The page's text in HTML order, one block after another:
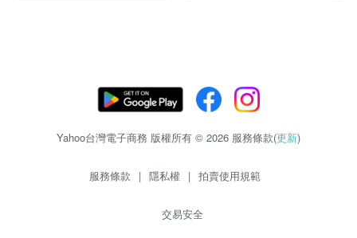
Yahoo台灣電子商務 版權所有 © 2026 服務條款(更新)
服務條款 | 隱私權 | 拍賣使用規範
交易安全